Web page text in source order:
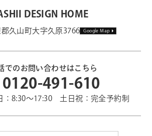
DESIGN HOME
久山町大字久原3766 Google Map
でのお問い合わせはこちら
0120-491-610
：8:30～17:30 土日祝：完全予約制